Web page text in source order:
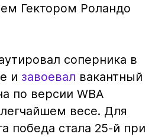
Гектором Роландо
соперника в
и завоевал вакантный
по версии WBA
весе. Для
победа стала 25-й при